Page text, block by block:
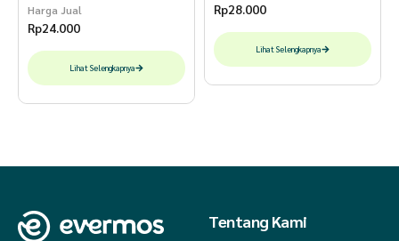
Harga Jual
Rp24.000
Lihat Selengkapnya
Rp28.000
Lihat Selengkapnya
Tentang Kami